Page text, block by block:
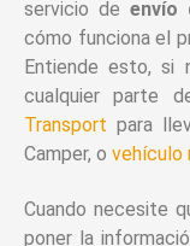
servicio de envío
cómo funciona el
Entiende esto, si
cualquier parte
Transport para
Camper, o vehículo
Cuando necesite
poner la